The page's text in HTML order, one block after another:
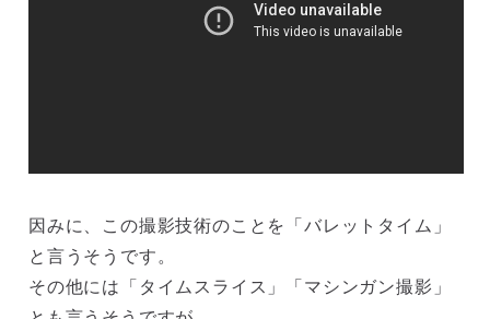
因みに、この撮影技術のことを「バレットタイム」
と言うそうです。
その他には「タイムスライス」「マシンガン撮影」